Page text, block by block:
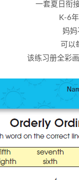
一套夏日衔
K-6
妈妈
可以
该练习册全彩